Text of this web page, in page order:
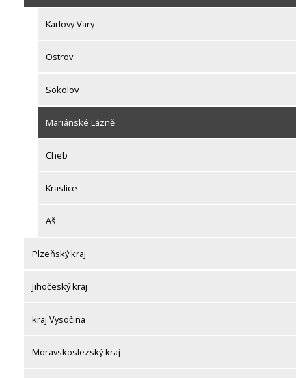
Karlovy Vary
Ostrov
Sokolov
Mariánské Lázně
Cheb
Kraslice
Aš
Plzeňský kraj
Jihočeský kraj
kraj Vysočina
Moravskoslezský kraj